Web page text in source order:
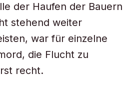
der Haufen der Bauern
stehend weiter
war für einzelne
die Flucht zu
recht.